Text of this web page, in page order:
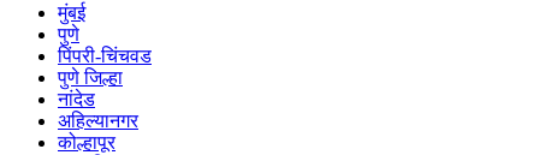
मुंबई
पुणे
पिंपरी-चिंचवड
पुणे जिल्हा
नांदेड
अहिल्यानगर
कोल्हापूर